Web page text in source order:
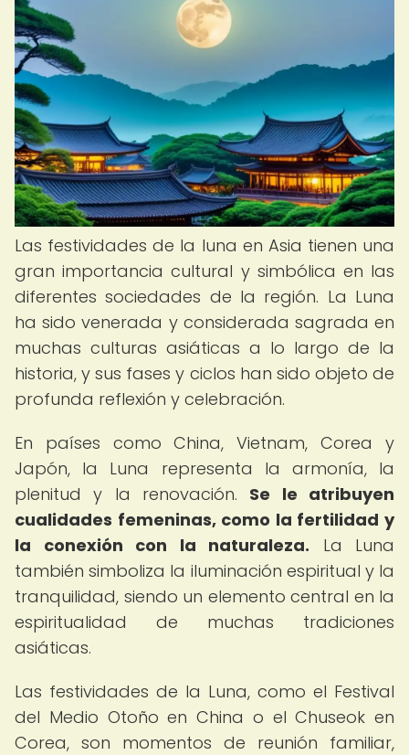
Las festividades de la luna en Asia tienen una
gran importancia cultural y simbólica en las
diferentes sociedades de la región. La Luna
ha sido venerada y considerada sagrada en
muchas culturas asiáticas a lo largo de la
historia, y sus fases y ciclos han sido objeto de
profunda reflexión y celebración.
En países como China, Vietnam, Corea y
Japón, la Luna representa la armonía, la
plenitud y la renovación. Se le atribuyen
cualidades femeninas, como la fertilidad y
la conexión con la naturaleza. La Luna
también simboliza la iluminación espiritual y la
tranquilidad, siendo un elemento central en la
espiritualidad de muchas tradiciones
asiáticas.
Las festividades de la Luna, como el Festival
del Medio Otoño en China o el Chuseok en
Corea, son momentos de reunión familiar,